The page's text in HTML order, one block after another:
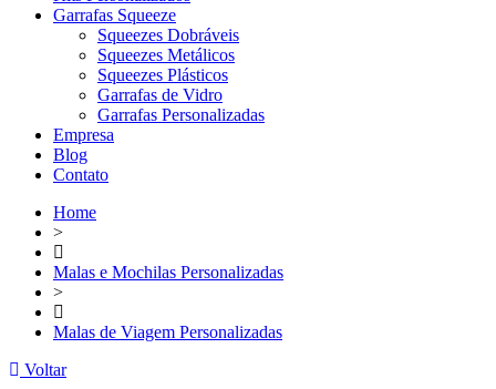
Garrafas Squeeze
Squeezes Dobráveis
Squeezes Metálicos
Squeezes Plásticos
Garrafas de Vidro
Garrafas Personalizadas
Empresa
Blog
Contato
Home
>
Malas e Mochilas Personalizadas
>
Malas de Viagem Personalizadas
Voltar